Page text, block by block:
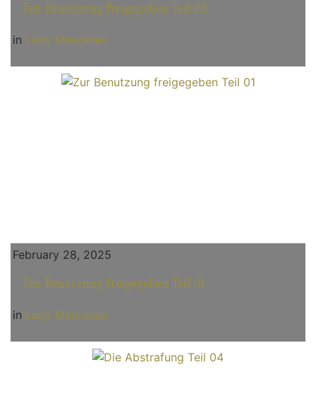
Zur Benutzung freigegeben Teil 02
in Lady Mercedes
February 28, 2025
Zur Benutzung freigegeben Teil 01
in Lady Mercedes